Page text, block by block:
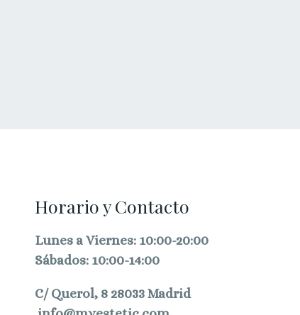
Horario y Contacto
Lunes a Viernes: 10:00-20:00
Sábados: 10:00-14:00
C/ Querol, 8 28033 Madrid